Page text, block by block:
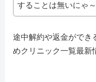
することは無いにゃ～
途中解約や返金ができ
めクリニック一覧最新